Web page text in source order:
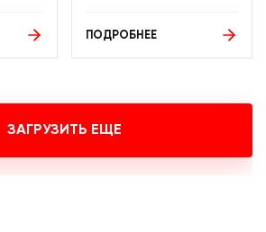
ПОДРОБНЕЕ
ЗАГРУЗИТЬ ЕЩЕ